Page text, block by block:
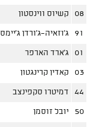
08 קשיוס ווינסטון
91 ג'וזאיה־ג'ורדן ג'יימס
01 ג'ארד הארפר
03 קאדין קרינגטון
44 דמיטרו סקפינצב
50 יובל זוסמן